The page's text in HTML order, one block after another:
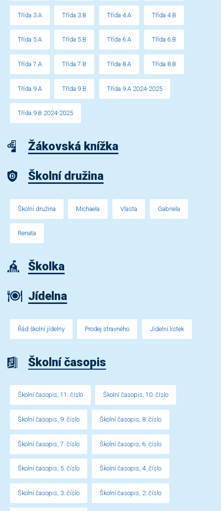
Třída 3.A Třída 3.B Třída 4.A Třída 4.B
Třída 5.A Třída 5.B Třída 6.A Třída 6.B
Třída 7.A Třída 7.B Třída 8.A Třída 8.B
Třída 9.A Třída 9.B Třída 9.A 2024-2025
Třída 9.B 2024-2025
Žákovská knížka
Školní družina
Školní družina Michaela Vlasta Gabriela
Renata
Školka
Jídelna
Řád školní jídelny Prodej stravného Jídelní lístek
Školní časopis
Školní časopis, 11. číslo Školní časopis, 10. číslo
Školní časopis, 9. číslo Školní časopis, 8. číslo
Školní časopis, 7. číslo Školní časopis, 6. číslo
Školní časopis, 5. číslo Školní časopis, 4. číslo
Školní časopis, 3. číslo Školní časopis, 2. číslo